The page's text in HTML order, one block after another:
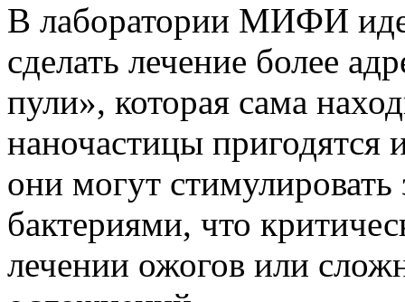
В лаборатории МИФИ
сделать лечение более
пули», которая сама
наночастицы пригодятся
они могут
бактериями, что
лечении ожогов или